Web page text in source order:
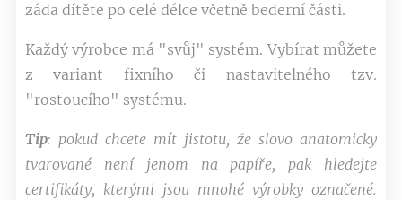
záda dítěte po celé délce včetně bederní části.
Každý výrobce má "svůj" systém. Vybírat můžete
z variant fixního či nastavitelného tzv.
"rostoucího" systému.
Tip: pokud chcete mít jistotu, že slovo anatomicky
tvarované není jenom na papíře, pak hledejte
certifikáty, kterými jsou mnohé výrobky označené.